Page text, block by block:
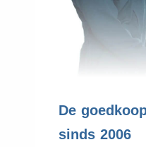
De
sinds 2006